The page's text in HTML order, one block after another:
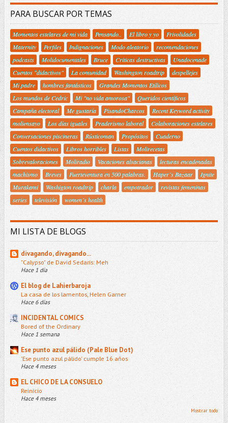
PARA BUSCAR POR TEMAS
Momentos estelares de mi vida Pensando.. El libro y yo
Frivolidades
Maternity
Perfiles Indignaciones Modo aleatorio
recomendaciones
podcasts
Molidocumentales Bruce Criticas destructivas
Unadocenade
Cuentos "didactivos"
La comunidad Washington roadtrip
despellejes
Mi padre
hombres fantásticos
Grandes Momentos Etílicos
Los mundos de Cedric
Mi "no vida amorosa"
Queridos científicos
Campaña electoral
Me gustaría PisandoCharcos
Recent Keyword activity
moliensayo
Los días iguales Praderismo laboral
Colaboraciones estelares
Conversaciones piscineras
Rústicoman Propósitos
Cuaderno
Cuentos didactivos
Libros horribles Listas
Molirecetas
Sobrevaloraciones
Moliradio Vacaciones alsacianas
lecturas encadenadas
machismo
Breves Fuerteventura en 500 palabras. Haper´s Bazaar
Ignite
Murakami
Washigton roadtrip charla empotrador
revistas femeninas
series
televisión women´s health
MI LISTA DE BLOGS
divagando, divagando...
"Calypso" de David Sedaris: Meh
Hace 1 día
El blog de Lahierbaroja
La casa de los lamentos, Helen Garner
Hace 6 días
INCIDENTAL COMICS
Bored of the Ordinary
Hace 1 semana
Ese punto azul pálido (Pale Blue Dot)
'Ese punto azul pálido' cumple 16 años
Hace 4 meses
EL CHICO DE LA CONSUELO
Reinicio
Hace 4 meses
Mostrar todo